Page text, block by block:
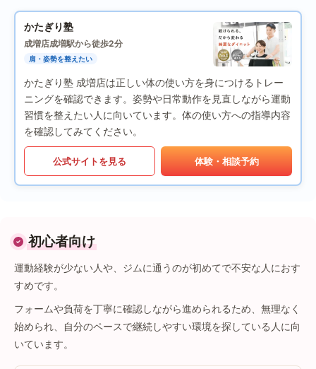
かたぎり塾
成増店成増駅から徒歩2分
肩・姿勢を整えたい
かたぎり塾 成増店は正しい体の使い方を身につけるトレー
ニングを確認できます。姿勢や日常動作を見直しながら運動
習慣を整えたい人に向いています。体の使い方への指導内容
を確認してみてください。
公式サイトを見る 体験・相談予約
初心者向け
運動経験が少ない人や、ジムに通うのが初めてで不安な人におす
すめです。
フォームや負荷を丁寧に確認しながら進められるため、無理なく
始められ、自分のペースで継続しやすい環境を探している人に向
いています。